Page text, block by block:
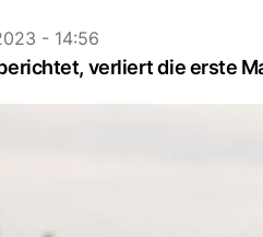
- 14:56
verliert die erste